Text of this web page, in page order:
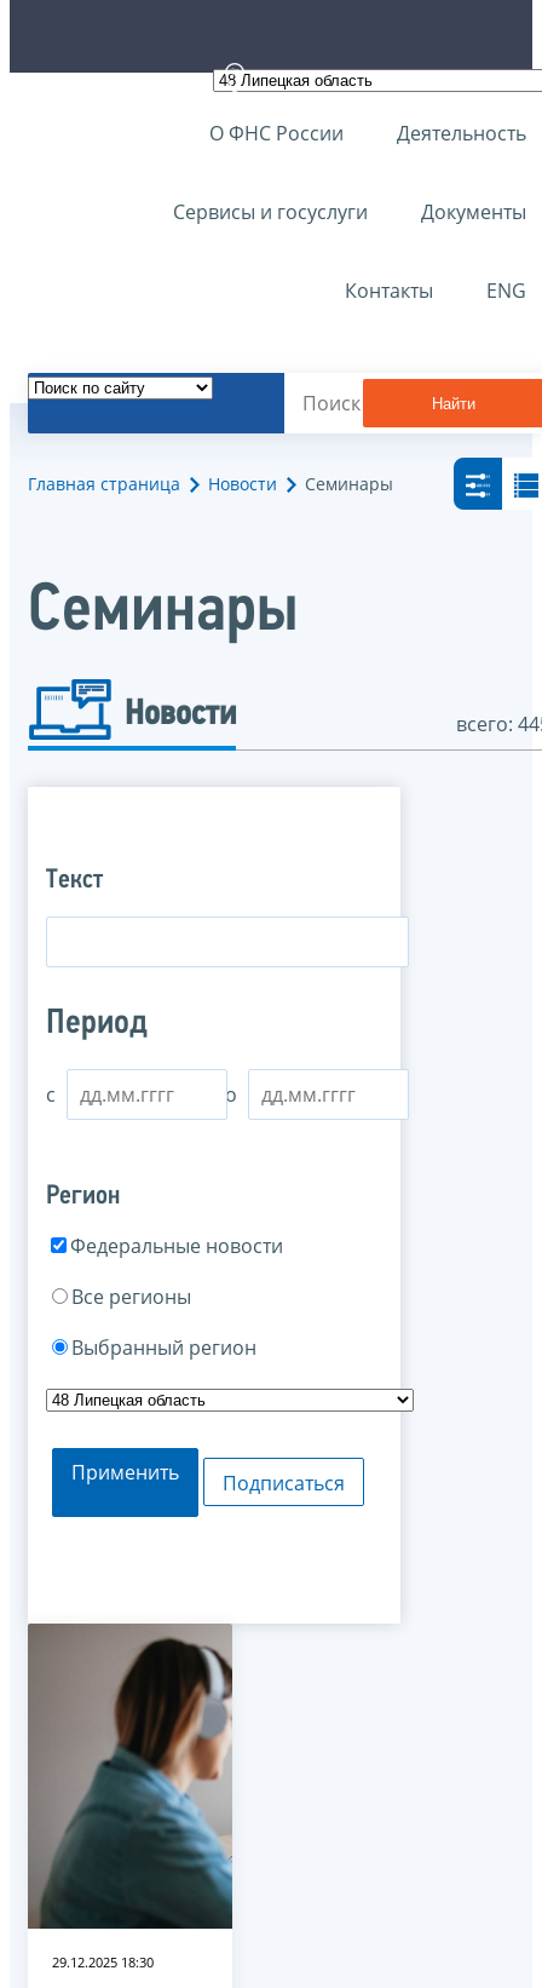
О ФНС России Деятельность
Сервисы и госуслуги Документы
Контакты ENG
Найти
Главная страница Новости Семинары
Семинары
Новости всего:
Текст
Период
с по
Регион
Федеральные новости
Все регионы
Выбранный регион
Применить Подписаться
29.12.2025 18:30